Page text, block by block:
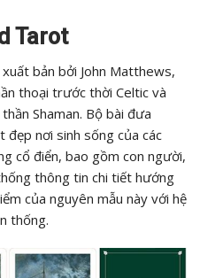
Tarot
bản bởi John Matthews,
thoại trước thời Celtic và
Shaman. Bộ bài đưa
nơi sinh sống của các
cổ điển, bao gồm con người,
thông tin chi tiết hướng
của nguyên mẫu này với hệ
thống.